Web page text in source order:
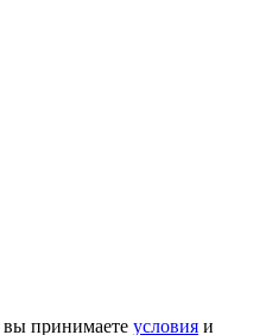
вы принимаете условия и